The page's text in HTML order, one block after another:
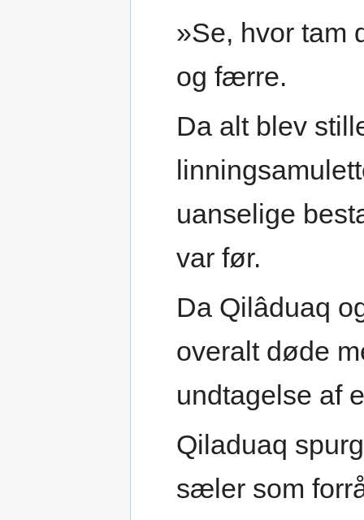
»Se, hvor tam
og færre.
Da alt blev
uanselige
var før.
Da Qilâduaq
overalt døde
undtagelse af
Qiladuaq
sæler som